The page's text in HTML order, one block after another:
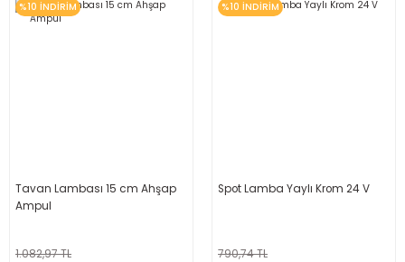
%10 İNDİRİM
Tavan Lambası 15 cm Ahşap
Ampul
1.082,97 TL
%10 İNDİRİM
Spot Lamba Yaylı Krom 24 V
790,74 TL